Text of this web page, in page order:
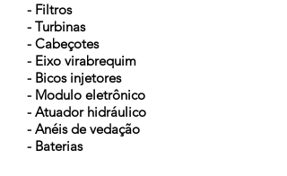
- Filtros
- Turbinas
- Cabeçotes
- Eixo virabrequim
- Bicos injetores
- Modulo eletrônico
- Atuador hidráulico
- Anéis de vedação
- Baterias